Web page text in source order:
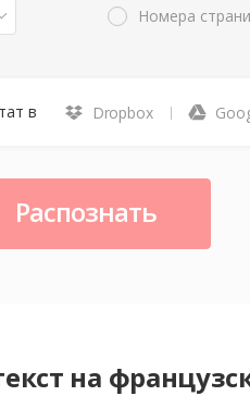
Номера
в Dropbox
Распознать
на